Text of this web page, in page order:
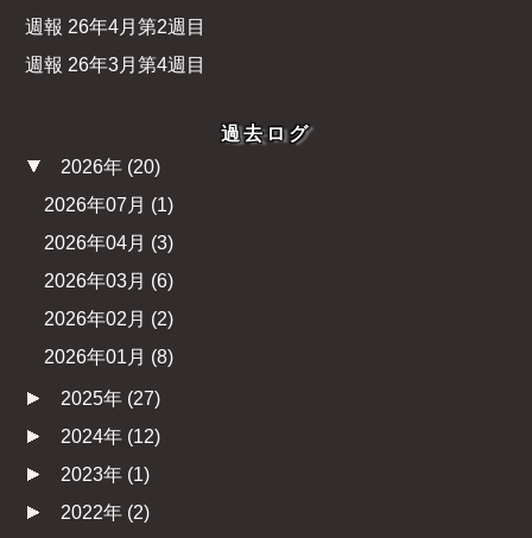
週報 26年4月第2週目
週報 26年3月第4週目
過去ログ
2026年 (20)
2026年07月 (1)
2026年04月 (3)
2026年03月 (6)
2026年02月 (2)
2026年01月 (8)
2025年 (27)
2024年 (12)
2023年 (1)
2022年 (2)